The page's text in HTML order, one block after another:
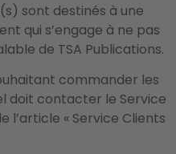
sont destinés à une
qui s’engage à ne pas
de TSA Publications.
commander les
doit contacter le Service
l’article « Service Clients